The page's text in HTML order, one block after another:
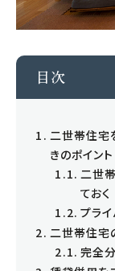
お知らせ
コラム
お役立ち情報
無料会員
住まいの
目次
二世帯住宅
きのポイント
二世
ておく
プラ
二世帯住宅
完全